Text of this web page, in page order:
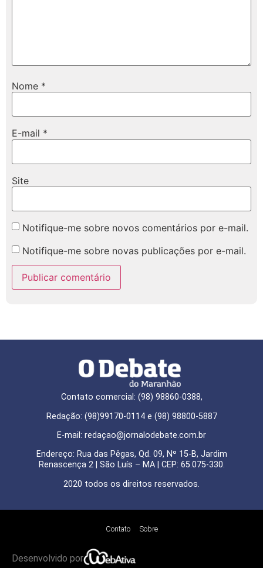
Nome *
E-mail *
Site
Notifique-me sobre novos comentários por e-mail.
Notifique-me sobre novas publicações por e-mail.
Contato comercial: (98) 98860-0388,
Redação: (98)99170-0114 e (98) 98800-5887
E-mail: redaçao@jornalodebate.com.br
Endereço: Rua das Pêgas, Qd. 09, Nº 15-B, Jardim
Renascença 2 | São Luís – MA | CEP: 65.075-330.
2020 todos os direitos reservados.
Contato Sobre
Desenvolvido por